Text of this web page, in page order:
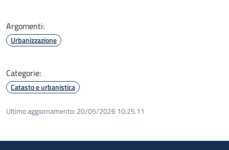
Argomenti:
Urbanizzazione
Categorie:
Catasto e urbanistica
Ultimo aggiornamento: 20/05/2026 10:25.11